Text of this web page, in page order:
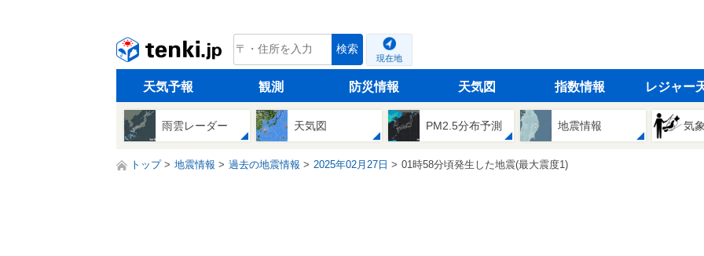
tenki.jp 検索
現在地
天気予報 観測 防災情報 天気図 指数情報 レジャー
雨雲レーダー 天気図 PM2.5分布予測 地震情報 気
トップ 地震情報 過去の地震情報 2025年02月27日 01時58分頃発生した地震(最大震度1)